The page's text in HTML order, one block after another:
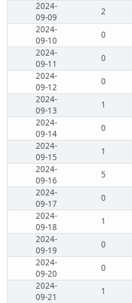
2024-
09-09
2
2024-
09-10
0
2024-
09-11
0
2024-
09-12
0
2024-
09-13
1
2024-
09-14
0
2024-
09-15
1
2024-
09-16
5
2024-
09-17
0
2024-
09-18
1
2024-
09-19
0
2024-
09-20
0
2024-
09-21
1